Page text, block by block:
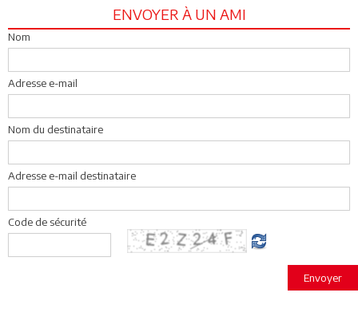
ENVOYER À UN AMI
Nom
Adresse e-mail
Nom du destinataire
Adresse e-mail destinataire
Code de sécurité
Envoyer